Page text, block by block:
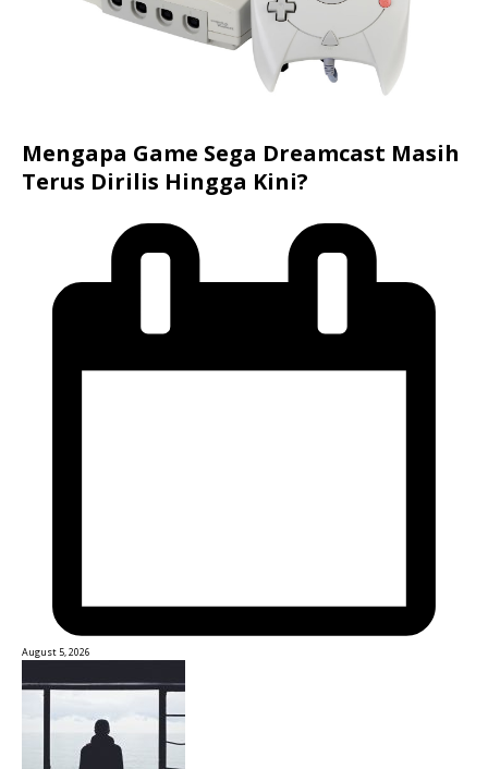
Mengapa Game Sega Dreamcast Masih
Terus Dirilis Hingga Kini?
August 5, 2026